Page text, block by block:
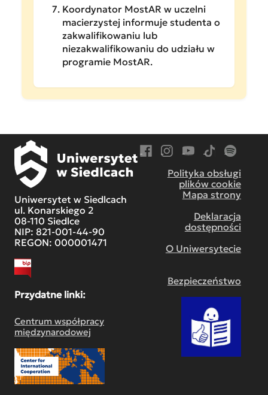
Koordynator MostAR w uczelni
macierzystej informuje studenta o
zakwalifikowaniu lub
niezakwalifikowaniu do udziału w
programie MostAR.
Uniwersytet w Siedlcach
ul. Konarskiego 2
08-110 Siedlce
NIP: 821-001-44-90
REGON: 000001471
Przydatne linki:
Centrum współpracy
międzynarodowej
Polityka obsługi
plików cookie
Mapa strony
Deklaracja
dostępności
O Uniwersytecie
Bezpieczeństwo